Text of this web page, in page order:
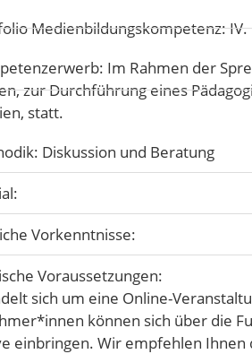
Medienbildungskompetenz:
Im Rahmen der
zur Durchführung eines
statt.
Diskussion und Beratung
Vorkenntnisse:
Voraussetzungen:
sich um eine Online-
können sich über die
einbringen. Wir empfehlen